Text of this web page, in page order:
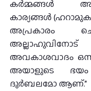
കർമ്മങ്ങൾ
കാര്യങ്ങൾ
അപ്രകാരം
അവകാശവാദം
അയാളുടെ
ദുർബലമോ ആണ്.”